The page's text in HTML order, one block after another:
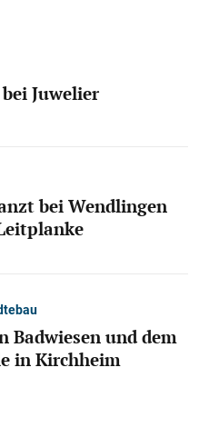
Juwelier
bei Wendlingen
Badwiesen und dem
in Kirchheim